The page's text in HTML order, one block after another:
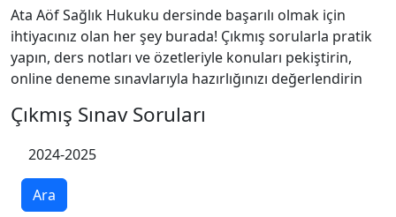
Ata Aöf Sağlık Hukuku dersinde başarılı olmak için
ihtiyacınız olan her şey burada! Çıkmış sorularla pratik
yapın, ders notları ve özetleriyle konuları pekiştirin,
online deneme sınavlarıyla hazırlığınızı değerlendirin
Çıkmış Sınav Soruları
2024-2025
Ara